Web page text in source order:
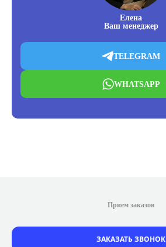
Елена
Ваш менеджер
TELEGRAM
WHATSAPP
Прием заказов
ЗАКАЗАТЬ ЗВОНОК